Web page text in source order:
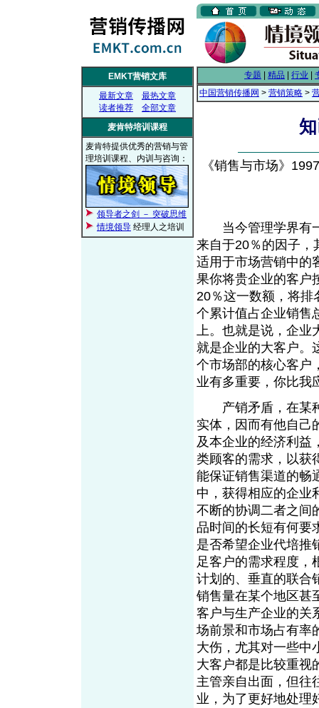
EMKT营销文库
最新文章
最热文章
读者推荐
全部文章
麦肯特培训课程
麦肯特提供优秀的营销与管
理培训课程、内训与咨询：
领导者之剑 － 突破思维
情境领导 经理人之培训
专题 精品 行业
中国营销传播网 > 营销策略 >
《销售与市场》
当今管理学界有一
来自于20％的因子，
适用于市场营销中的
果你将贵企业的客户
20％这一数额，将排
个累计值占企业销售
上。也就是说，企业
就是企业的大客户。
个市场部的核心客户
业有多重要，你比我
产销矛盾，在某种
实体，因而有他自己
及本企业的经济利益
类顾客的需求，以获
能保证销售渠道的畅
中，获得相应的企业
不断的协调二者之间
品时间的长短有何要
是否希望企业代培推
足客户的需求程度，
计划的、垂直的联合
销售量在某个地区甚
客户与生产企业的关
场前景和市场占有率
大伤，尤其对一些中
大客户都是比较重视
主管亲自出面，但往
业，为了更好地处理